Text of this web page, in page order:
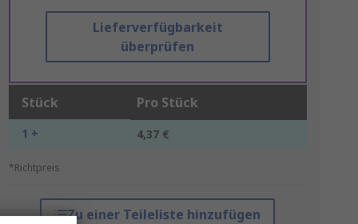
Lieferverfügbarkeit
überprüfen
Stück Pro Stück
1 + 4,37 €
*Richtpreis
Zu einer Teileliste hinzufügen